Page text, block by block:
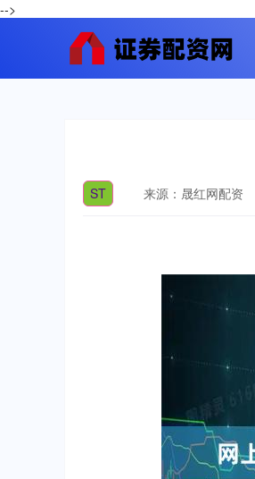
-->
ST 来源：晟红网配资